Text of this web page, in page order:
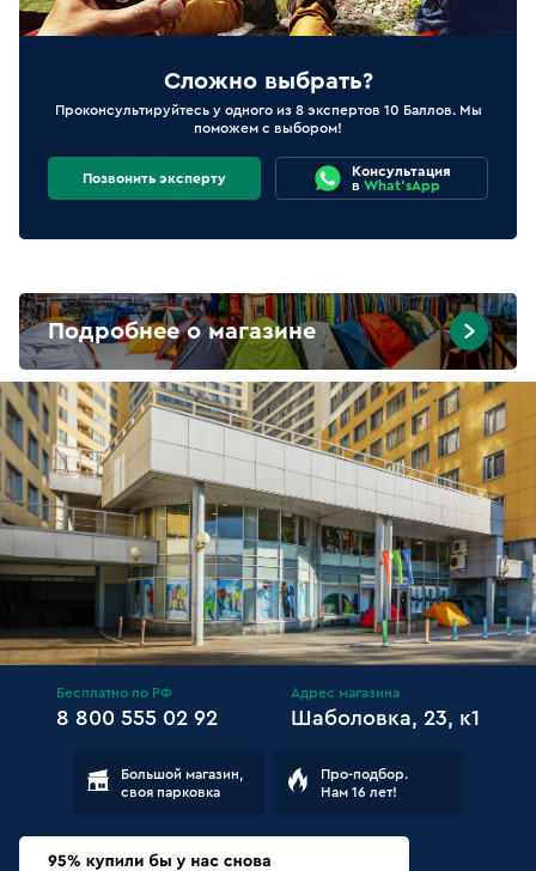
Сложно выбрать?
Проконсультируйтесь у одного из 8 экспертов 10 Баллов. Мы
поможем с выбором!
Позвонить эксперту
Консультация
в What'sApp
Подробнее о магазине
Бесплатно по РФ
8 800 555 02 92
Адрес магазина
Шаболовка, 23, к1
Большой магазин,
своя парковка
Про-подбор.
Нам 16 лет!